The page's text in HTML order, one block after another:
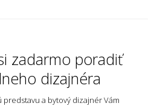
zadarmo poradiť
dizajnéra
a bytový dizajnér Vám